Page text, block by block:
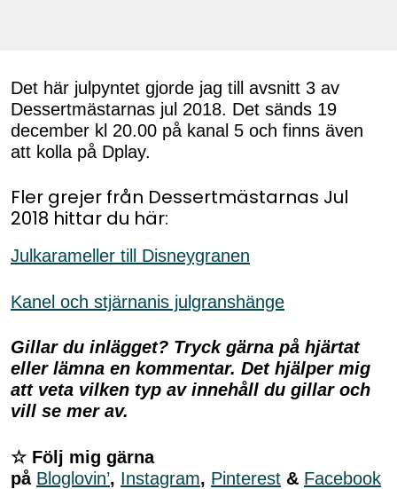
Det här julpyntet gjorde jag till avsnitt 3 av
Dessertmästarnas jul 2018. Det sänds 19
december kl 20.00 på kanal 5 och finns även
att kolla på Dplay.
Fler grejer från Dessertmästarnas Jul
2018 hittar du här:
Julkarameller till Disneygranen
Kanel och stjärnanis julgranshänge
Gillar du inlägget? Tryck gärna på hjärtat
eller lämna en kommentar. Det hjälper mig
att veta vilken typ av innehåll du gillar och
vill se mer av.
☆ Följ mig gärna
på Bloglovin’, Instagram, Pinterest & Facebook